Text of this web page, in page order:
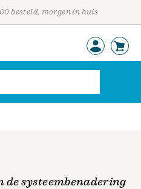
besteld, morgen in huis
systeembenadering